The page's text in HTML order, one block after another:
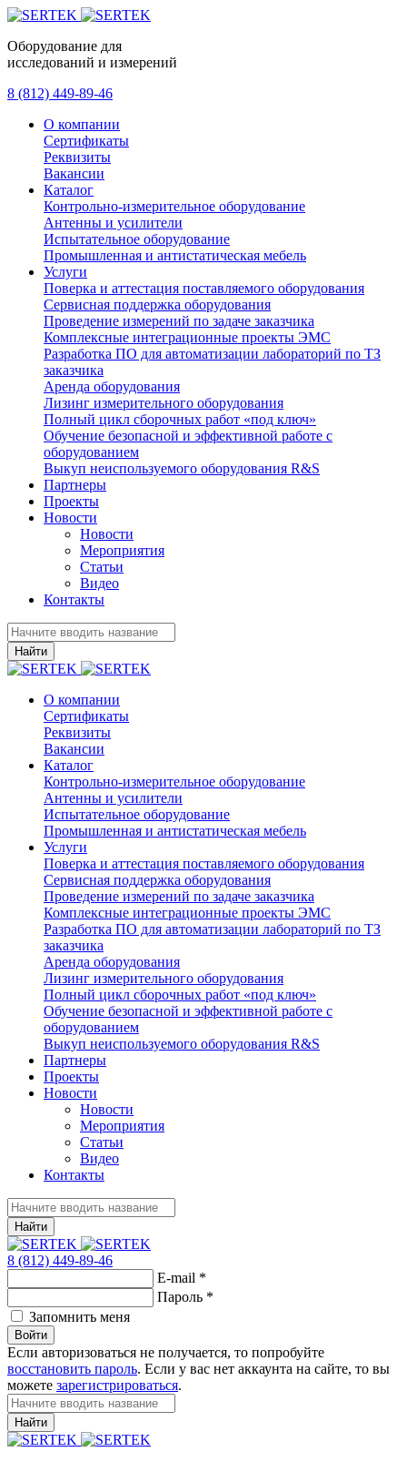
Оборудование для
исследований и измерений
8 (812) 449-89-46
О компании
Сертификаты
Реквизиты
Вакансии
Каталог
Контрольно-измерительное оборудование
Антенны и усилители
Испытательное оборудование
Промышленная и антистатическая мебель
Услуги
Поверка и аттестация поставляемого оборудования
Сервисная поддержка оборудования
Проведение измерений по задаче заказчика
Комплексные интеграционные проекты ЭМС
Разработка ПО для автоматизации лабораторий по ТЗ
заказчика
Аренда оборудования
Лизинг измерительного оборудования
Полный цикл сборочных работ «под ключ»
Обучение безопасной и эффективной работе с
оборудованием
Выкуп неиспользуемого оборудования R&S
Партнеры
Проекты
Новости
Новости
Мероприятия
Статьи
Видео
Контакты
Найти
О компании
Сертификаты
Реквизиты
Вакансии
Каталог
Контрольно-измерительное оборудование
Антенны и усилители
Испытательное оборудование
Промышленная и антистатическая мебель
Услуги
Поверка и аттестация поставляемого оборудования
Сервисная поддержка оборудования
Проведение измерений по задаче заказчика
Комплексные интеграционные проекты ЭМС
Разработка ПО для автоматизации лабораторий по ТЗ
заказчика
Аренда оборудования
Лизинг измерительного оборудования
Полный цикл сборочных работ «под ключ»
Обучение безопасной и эффективной работе с
оборудованием
Выкуп неиспользуемого оборудования R&S
Партнеры
Проекты
Новости
Новости
Мероприятия
Статьи
Видео
Контакты
Найти
8 (812) 449-89-46
E-mail *
Пароль *
Запомнить меня
Войти
Если авторизоваться не получается, то попробуйте
восстановить пароль. Если у вас нет аккаунта на сайте, то вы
можете зарегистрироваться.
Найти